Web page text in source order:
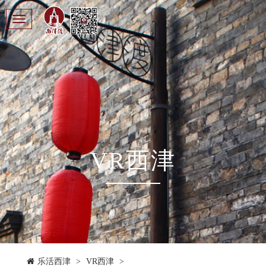
Toggle
navigation
VR西津
乐活西津 > VR西津 >